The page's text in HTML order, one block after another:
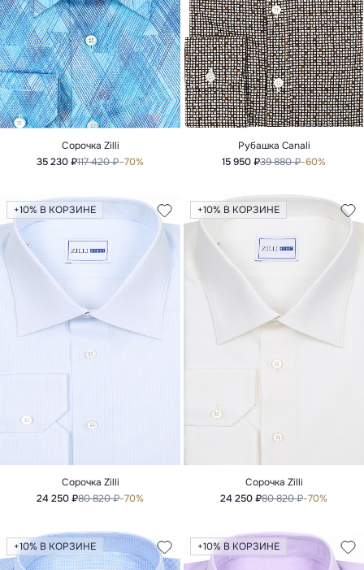
Сорочка Zilli
35 230 ₽117 420 ₽–70%
Рубашка Canali
15 950 ₽39 880 ₽-60%
+10% В КОРЗИНЕ
Сорочка Zilli
24 250 ₽80 820 ₽-70%
+10% В КОРЗИНЕ
Сорочка Zilli
24 250 ₽80 820 ₽-70%
+10% В КОРЗИНЕ +10% В КОРЗИНЕ